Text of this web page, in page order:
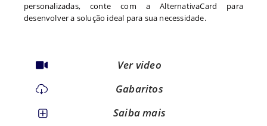
personalizadas, conte com a AlternativaCard para
desenvolver a solução ideal para sua necessidade.
Ver video
Gabaritos
Saiba mais